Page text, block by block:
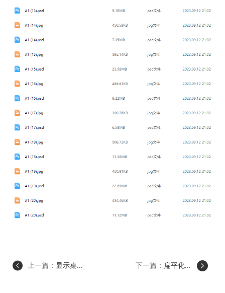
上一篇： 显示桌... 下一篇： 扁平化...